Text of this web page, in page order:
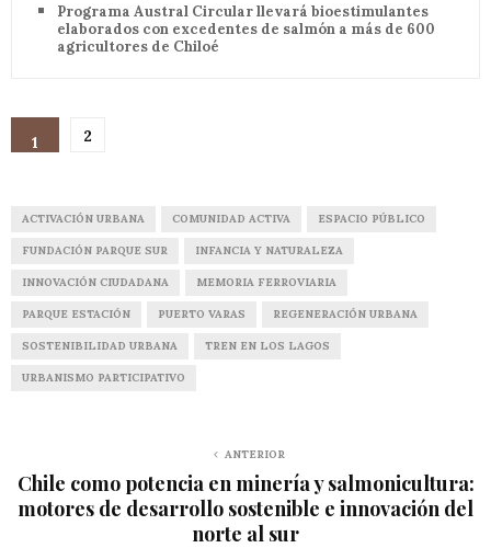
Programa Austral Circular llevará bioestimulantes
elaborados con excedentes de salmón a más de 600
agricultores de Chiloé
1 2
ACTIVACIÓN URBANA COMUNIDAD ACTIVA ESPACIO PÚBLICO
FUNDACIÓN PARQUE SUR INFANCIA Y NATURALEZA
INNOVACIÓN CIUDADANA MEMORIA FERROVIARIA
PARQUE ESTACIÓN PUERTO VARAS REGENERACIÓN URBANA
SOSTENIBILIDAD URBANA TREN EN LOS LAGOS
URBANISMO PARTICIPATIVO
ANTERIOR
Chile como potencia en minería y salmonicultura:
motores de desarrollo sostenible e innovación del
norte al sur